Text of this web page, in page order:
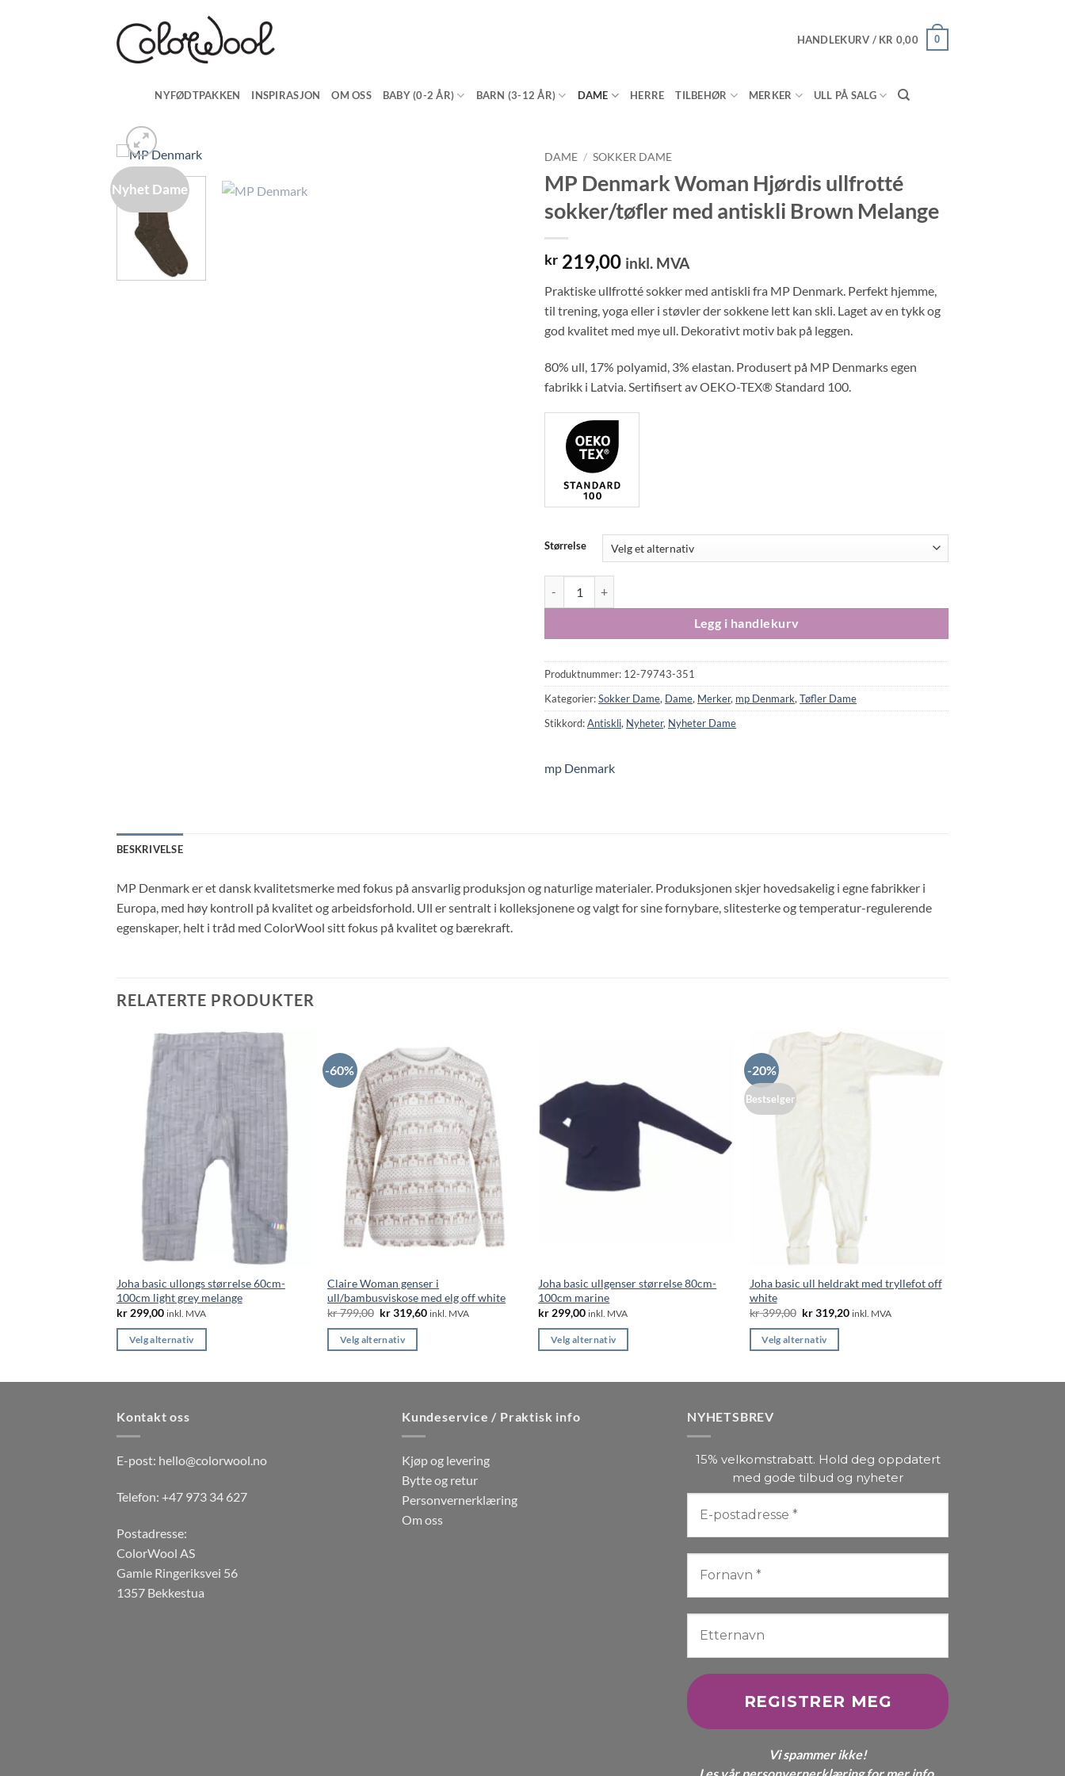
HANDLEKURV / KR 0,00 0
NYFØDTPAKKEN INSPIRASJON OM OSS BABY (0-2 ÅR) BARN (3-12 ÅR) DAME HERRE TILBEHØR MERKER ULL PÅ SALG
Nyhet Dame
DAME / SOKKER DAME
MP Denmark Woman Hjørdis ullfrotté
sokker/tøfler med antiskli Brown Melange
kr 219,00 inkl. MVA
Praktiske ullfrotté sokker med antiskli fra MP Denmark. Perfekt hjemme,
til trening, yoga eller i støvler der sokkene lett kan skli. Laget av en tykk og
god kvalitet med mye ull. Dekorativt motiv bak på leggen.
80% ull, 17% polyamid, 3% elastan. Produsert på MP Denmarks egen
fabrikk i Latvia. Sertifisert av OEKO-TEX® Standard 100.
Størrelse
Legg i handlekurv
Produktnummer: 12-79743-351
Kategorier:Sokker Dame, Dame, Merker, mp Denmark,Tøfler Dame
Stikkord:Antiskli, Nyheter, Nyheter Dame
mp Denmark
BESKRIVELSE
MP Denmark er et dansk kvalitetsmerke med fokus på ansvarlig produksjon og naturlige materialer. Produksjonen skjer hovedsakelig i egne fabrikker i
Europa, med høy kontroll på kvalitet og arbeidsforhold. Ull er sentralt i kolleksjonene og valgt for sine fornybare, slitesterke og temperatur-regulerende
egenskaper, helt i tråd med ColorWool sitt fokus på kvalitet og bærekraft.
RELATERTE PRODUKTER
Joha basic ullongs størrelse 60cm-
100cm light grey melange
kr299,00 inkl. MVA
Velg alternativ
flere
varianter.
kan
på
-60%
Claire Woman genser i
ull/bambusviskose med elg off white
kr799,00 Opprinnelig
var:
kr 799,00.
kr319,60Nåværende
inkl. MVA
Velg alternativ
Joha basic ullgenser størrelse 80cm-
100cm marine
kr 299,00 inkl. MVA
Velg alternativ
flere
-20%
Bestselger
Joha basic ull heldrakt med tryllefot off
white
kr399,00 Opprinnelig
var:
kr 399,00.
kr319,20Nåværende
inkl. MVA
Velg alternativ
flere
velges
produktsiden
Kontakt oss
E-post: hello@colorwool.no
Telefon: +47 973 34 627
Postadresse:
ColorWool AS
Gamle Ringeriksvei 56
1357 Bekkestua
Kundeservice / Praktisk info
Kjøp og levering
Bytte og retur
Personvernerklæring
Om oss
NYHETSBREV
15% velkomstrabatt. Hold deg oppdatert
med gode tilbud og nyheter
Vi spammer ikke!
Les vår personvernerklæringfor mer info.